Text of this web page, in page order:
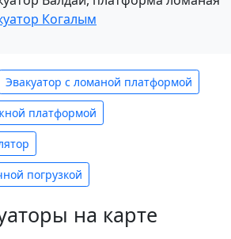
Когалым
Эвакуатор с ломаной платформой
платформой
погрузкой
на карте